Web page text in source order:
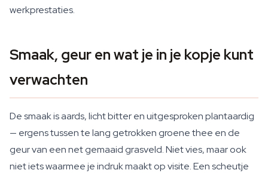
werkprestaties.
Smaak, geur en wat je in je kopje kunt
verwachten
De smaak is aards, licht bitter en uitgesproken plantaardig
— ergens tussen te lang getrokken groene thee en de
geur van een net gemaaid grasveld. Niet vies, maar ook
niet iets waarmee je indruk maakt op visite. Een scheutje